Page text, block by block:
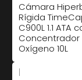
Cámara
Rígida
C900L 1.1 ATA
Concentrador
Oxígeno 10L